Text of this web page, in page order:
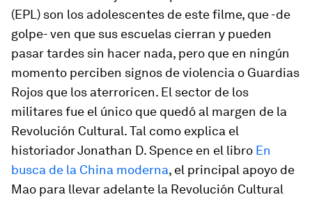
(EPL) son los adolescentes de este filme, que -de
golpe- ven que sus escuelas cierran y pueden
pasar tardes sin hacer nada, pero que en ningún
momento perciben signos de violencia o Guardias
Rojos que los aterroricen. El sector de los
militares fue el único que quedó al margen de la
Revolución Cultural. Tal como explica el
historiador Jonathan D. Spence en el libro En
busca de la China moderna, el principal apoyo de
Mao para llevar adelante la Revolución Cultural